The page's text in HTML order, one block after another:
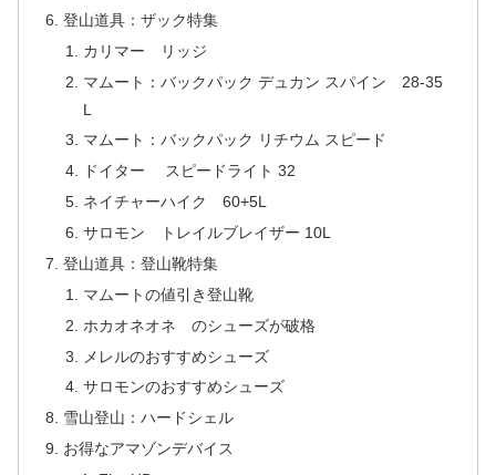
登山道具：ザック特集
カリマー リッジ
マムート：バックパック デュカン スパイン 28-35
L
マムート：バックパック リチウム スピード
ドイター スピードライト 32
ネイチャーハイク 60+5L
サロモン トレイルブレイザー 10L
登山道具：登山靴特集
マムートの値引き登山靴
ホカオネオネ のシューズが破格
メレルのおすすめシューズ
サロモンのおすすめシューズ
雪山登山：ハードシェル
お得なアマゾンデバイス